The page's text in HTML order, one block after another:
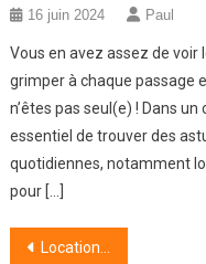
16 juin 2024 Paul
Vous en avez assez de
grimper à chaque passage
n’êtes pas seul(e) ! Dans
essentiel de trouver des
quotidiennes, notamment
pour […]
Navigation
Location de minibus : Boostez vos escapades en famille et entre amis !